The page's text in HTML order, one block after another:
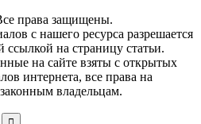
права защищены.
с нашего ресурса разрешается
ссылкой на страницу статьи.
на сайте взяты с открытых
интернета, все права на
владельцам.